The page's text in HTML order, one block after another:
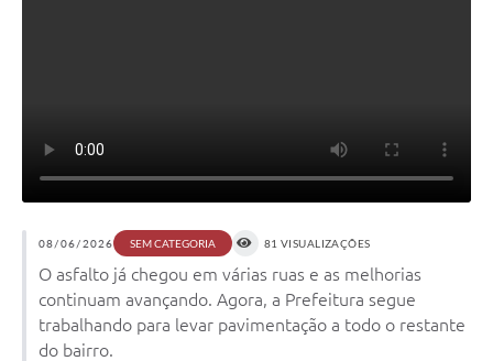
08/06/2026 SEM CATEGORIA 81 VISUALIZAÇÕES
O asfalto já chegou em várias ruas e as melhorias
continuam avançando. Agora, a Prefeitura segue
trabalhando para levar pavimentação a todo o restante
do bairro.